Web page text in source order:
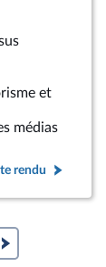
et
médias
rendu